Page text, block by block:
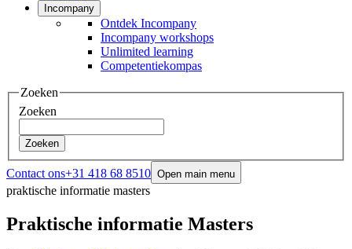
Incompany
Ontdek Incompany
Incompany workshops
Unlimited learning
Competentiekompas
Zoeken
Zoeken
Zoeken
Contact ons+31 418 68 8510 Open main menu
praktische informatie masters
Praktische informatie Masters